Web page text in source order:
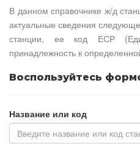
В данном справочнике ж/д
актуальные сведения
станции, ее код ЕСР
принадлежность к
Воспользуйтесь
Название или код
Введите название или код